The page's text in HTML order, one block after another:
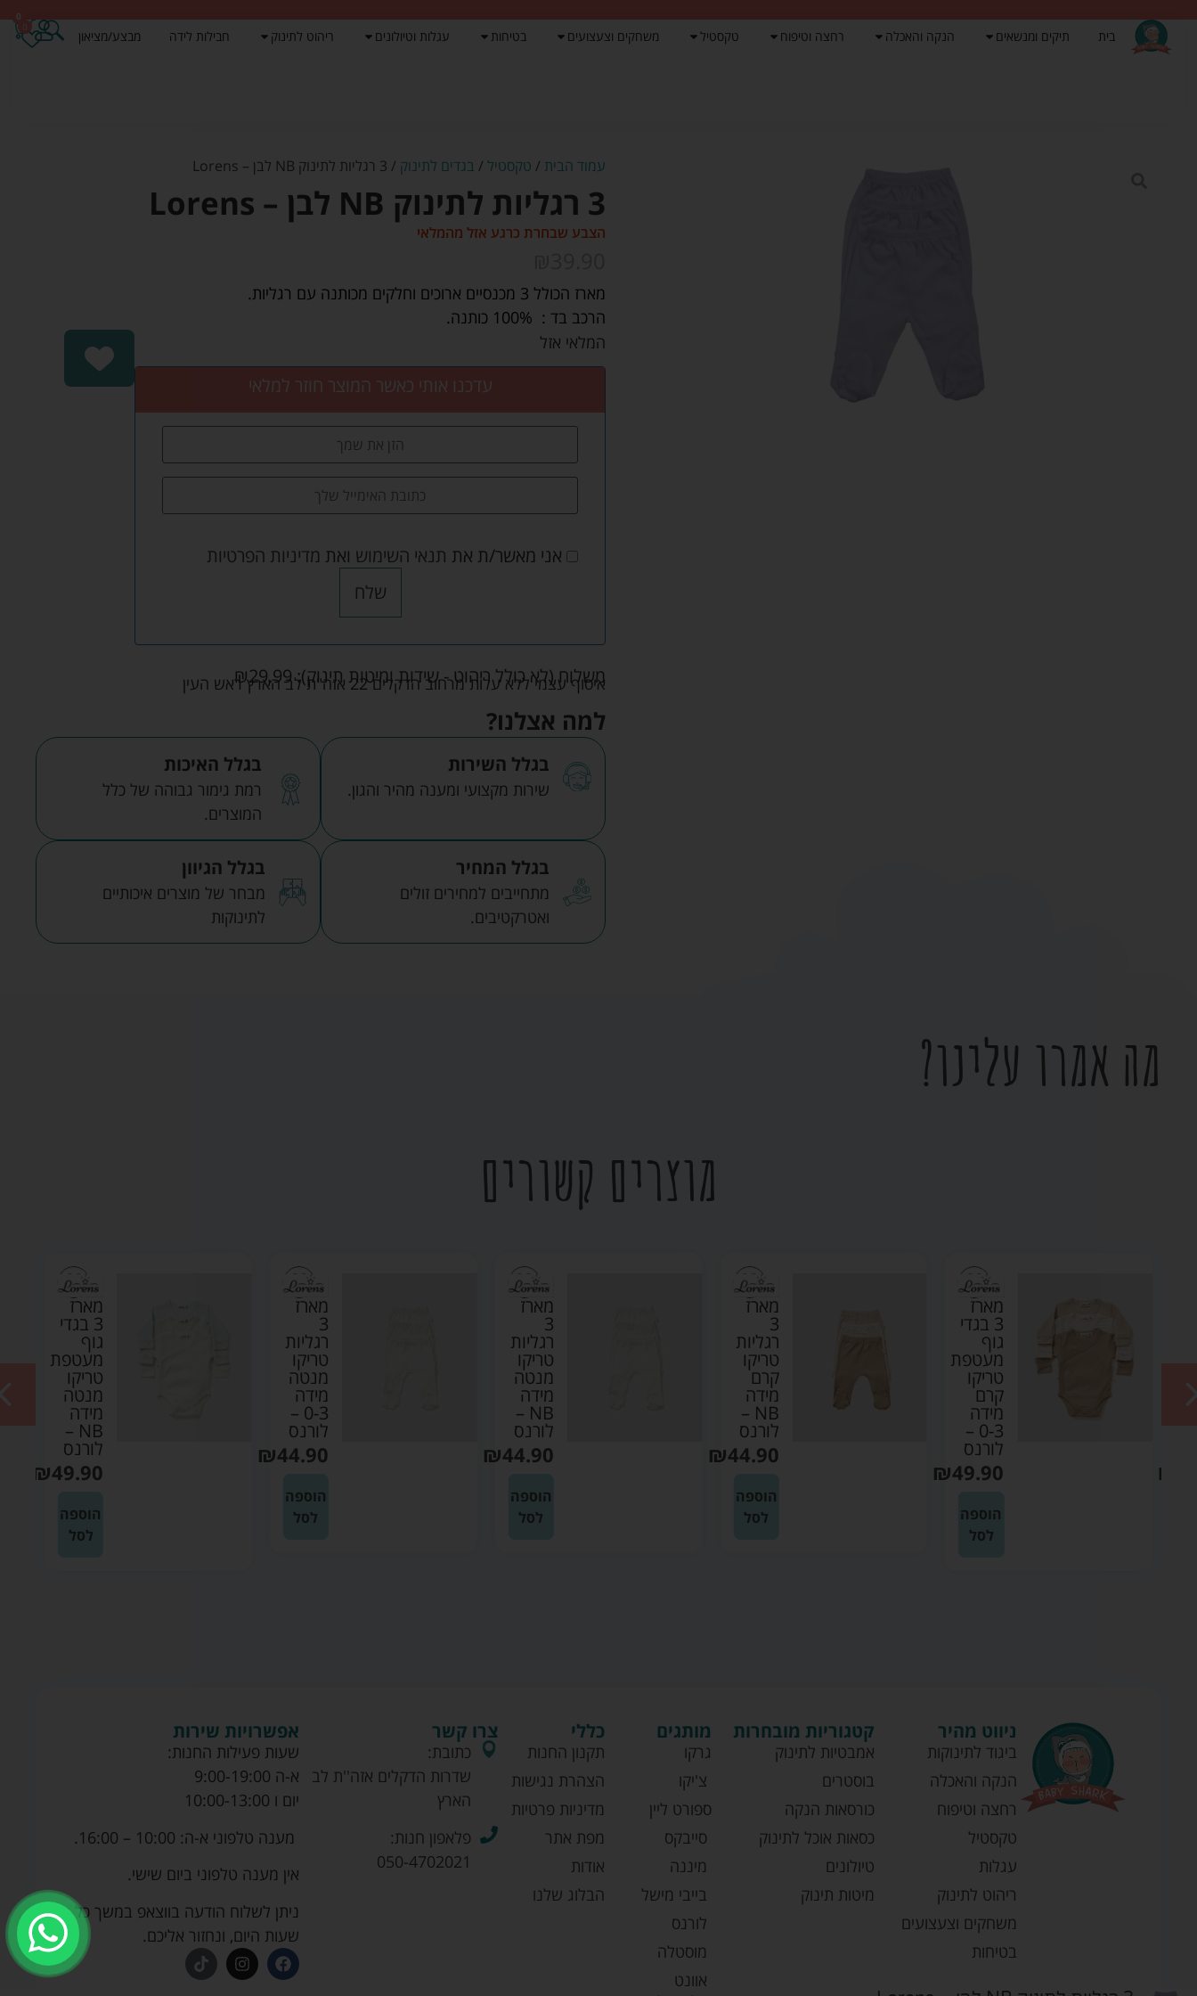
בית תיקים ומנשאים הנקה והאכלה רחצה וטיפוח טקסטיל משחקים וצעצועים בטיחות עגלות וטיולונים ריהוט לתינוק חבילות לידה מבצע/מציאון
0
עמוד הבית / טקסטיל / בגדים לתינוק / 3 רגליות לתינוק NB לבן – Lorens
3 רגליות לתינוק NB לבן – Lorens
הצבע שבחרת כרגע אזל מהמלאי
מארז הכולל 3 מכנסיים ארוכים וחלקים מכותנה עם רגליות.
הרכב בד : 100% כותנה.
המלאי אזל
עדכנו אותי כאשר המוצר חוזר למלאי
אני מאשר/ת את תנאי השימוש ואת מדיניות הפרטיות
שלח
משלוח (לא כולל ריהוט - שידות ומיטות תינוק): ₪29.99 איסוף עצמי ללא עלות מרחוב הדקלים 22 אזה"ת לב הארץ ראש העין
למה אצלנו?
בגלל השירות
שירות מקצועי ומענה מהיר והגון.
בגלל האיכות
רמת גימור גבוהה של כלל
המוצרים.
בגלל המחיר
מתחייבים למחירים זולים
ואטרקטיבים.
בגלל הגיוון
מבחר של מוצרים איכותיים
לתינוקות
מה אמרו עלינו?
מוצרים קשורים
₪
מארז
3 בגדי
גוף
מעטפת
טריקו
קרם
מידה
0-3 –
לורנס
₪49.90
הוספה
לסל
מארז
3
רגליות
טריקו
קרם
מידה
NB –
לורנס
₪44.90
הוספה
לסל
מארז
3
רגליות
טריקו
מנטה
מידה
NB –
לורנס
₪44.90
הוספה
לסל
מארז
3
רגליות
טריקו
מנטה
מידה
0-3 –
לורנס
₪44.90
הוספה
לסל
מארז
3 בגדי
גוף
מעטפת
טריקו
מנטה
מידה
NB –
לורנס
₪49.90
הוספה
לסל
ניווט מהיר
ביגוד לתינוקות
הנקה והאכלה
רחצה וטיפוח
טקסטיל
עגלות
ריהוט לתינוק
משחקים וצעצועים
בטיחות
קטגוריות מובחרות
אמבטיות לתינוק
בוסטרים
כורסאות הנקה
כסאות אוכל לתינוק
טיולונים
מיטות תינוק
מותגים
גרקו
צ'יקו
ספורט ליין
סייבקס
מיננה
בייבי מישל
לורנס
מוסטלה
אוונט
כללי
תקנון החנות
הצהרת נגישות
מדיניות פרטיות
מפת אתר
אודות
הבלוג שלנו
צרו קשר
כתובת:
שדרות הדקלים אזה''ת לב
הארץ
פלאפון חנות:
050-4702021
אפשרויות שירות
שעות פעילות החנות:
א-ה 9:00-19:00
יום ו 10:00-13:00
מענה טלפוני א-ה: 10:00 – 16:00.
אין מענה טלפוני ביום שישי.
ניתן לשלוח הודעה בווצאפ במשך כל
שעות היום, ונחזור אליכם.